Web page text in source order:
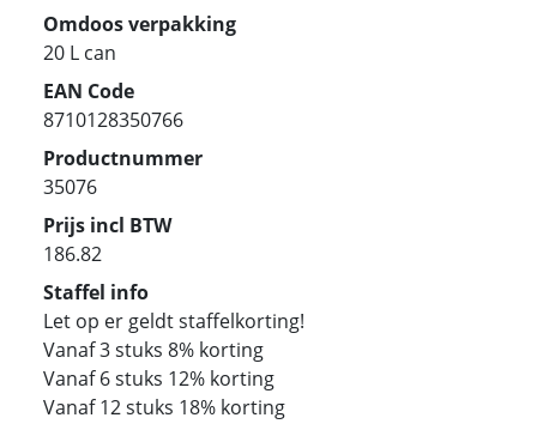
Omdoos verpakking
20 L can
EAN Code
8710128350766
Productnummer
35076
Prijs incl BTW
186.82
Staffel info
Let op er geldt staffelkorting!
Vanaf 3 stuks 8% korting
Vanaf 6 stuks 12% korting
Vanaf 12 stuks 18% korting